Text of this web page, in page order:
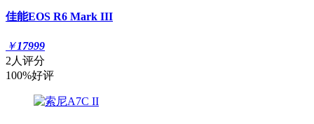
佳能EOS R6 Mark III
￥17999
2人评分
100%好评